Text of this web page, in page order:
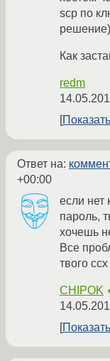
scp по
Как
redm
Ответ на:
+00:00
если нет
пароль,
хочешь
Все
твого
CHIPOK